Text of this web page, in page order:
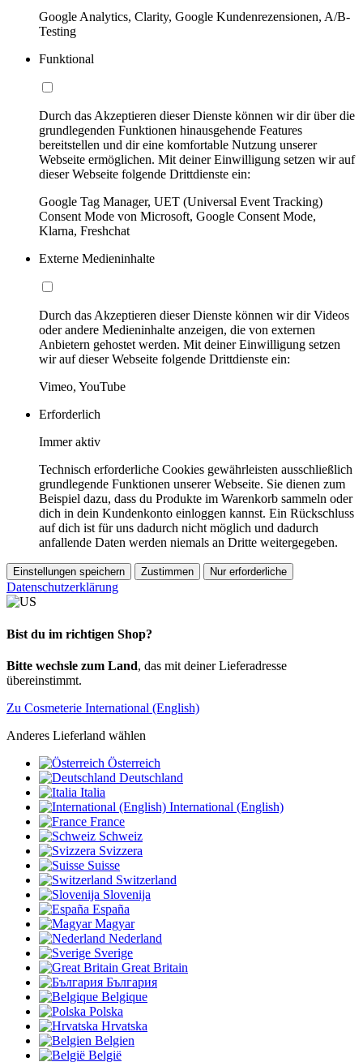
Google Analytics, Clarity, Google Kundenrezensionen, A/B-
Testing
Funktional
Durch das Akzeptieren dieser Dienste können wir dir über die
grundlegenden Funktionen hinausgehende Features
bereitstellen und dir eine komfortable Nutzung unserer
Webseite ermöglichen. Mit deiner Einwilligung setzen wir auf
dieser Webseite folgende Drittdienste ein:
Google Tag Manager, UET (Universal Event Tracking)
Consent Mode von Microsoft, Google Consent Mode,
Klarna, Freshchat
Externe Medieninhalte
Durch das Akzeptieren dieser Dienste können wir dir Videos
oder andere Medieninhalte anzeigen, die von externen
Anbietern gehostet werden. Mit deiner Einwilligung setzen
wir auf dieser Webseite folgende Drittdienste ein:
Vimeo, YouTube
Erforderlich
Immer aktiv
Technisch erforderliche Cookies gewährleisten ausschließlich
grundlegende Funktionen unserer Webseite. Sie dienen zum
Beispiel dazu, dass du Produkte im Warenkorb sammeln oder
dich in dein Kundenkonto einloggen kannst. Ein Rückschluss
auf dich ist für uns dadurch nicht möglich und dadurch
anfallende Daten werden niemals an Dritte weitergegeben.
Einstellungen speichern Zustimmen Nur erforderliche
Datenschutzerklärung
Bist du im richtigen Shop?
Bitte wechsle zum Land, das mit deiner Lieferadresse
übereinstimmt.
Zu Cosmeterie International (English)
Anderes Lieferland wählen
Österreich
Deutschland
Italia
International (English)
France
Schweiz
Svizzera
Suisse
Switzerland
Slovenija
España
Magyar
Nederland
Sverige
Great Britain
България
Belgique
Polska
Hrvatska
Belgien
België